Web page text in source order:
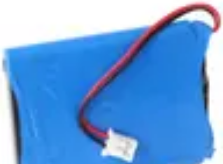
Création de JeuxJeux de
Règles et Jeux